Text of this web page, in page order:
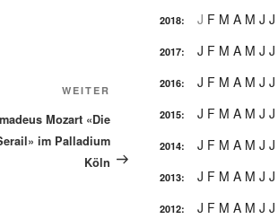
Nächster
Beitrag
WEITER
Mozart «Die
im Palladium
Köln
2018: J F M A M J J
2017: J F M A M J J
2016: J F M A M J J
2015: J F M A M J J
2014: J F M A M J J
2013: J F M A M J J
2012: J F M A M J J